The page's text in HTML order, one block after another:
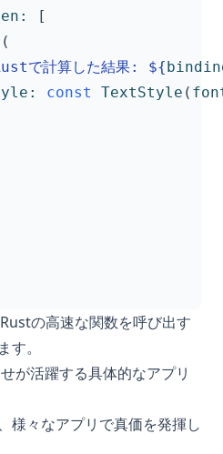
[
(
で計算した結果: ${
const TextStyle (
の高速な関数を呼び出す
。
が活躍する具体的なアプリ
様々なアプリで真価を発揮し